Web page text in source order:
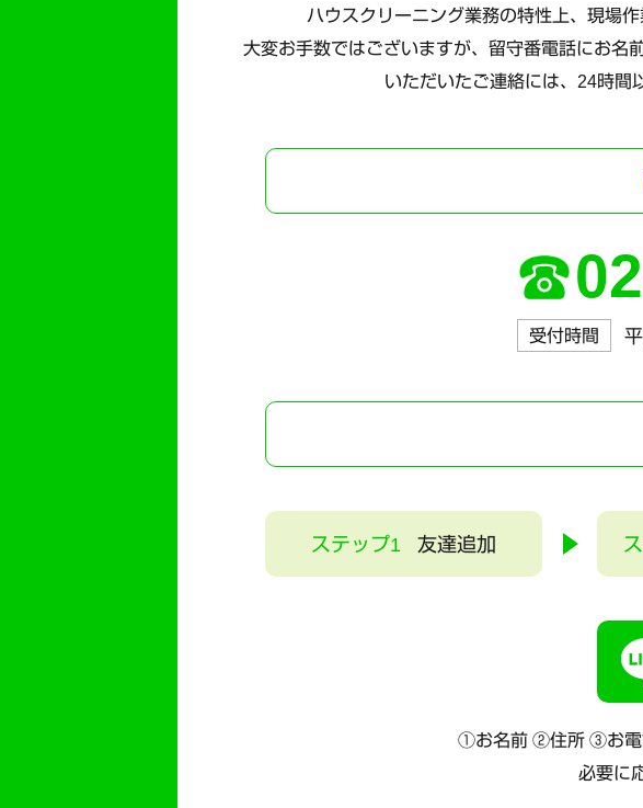
ハウスクリーニング業務の特性上、現場
大変お手数ではございますが、留守番電話にお名
いただいたご連絡には、24時間
受付時間
ステップ1 友達追加
①お名前 ②住所 ③お電
必要に